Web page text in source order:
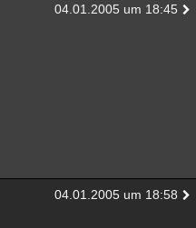
Mystery Kriminalfälle
04.01.2005 um 18:45
04.01.2005 um 18:58